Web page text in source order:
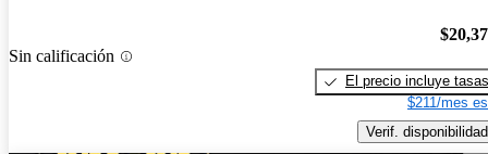
Sin calificación
El precio incluye tasas
$211/mes
Verif. disponibilidad